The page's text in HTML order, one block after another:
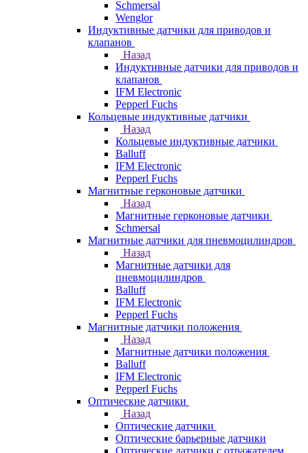
Schmersal
Wenglor
Индуктивные датчики для приводов и
клапанов
Назад
Индуктивные датчики для приводов и
клапанов
IFM Electronic
Pepperl Fuchs
Кольцевые индуктивные датчики
Назад
Кольцевые индуктивные датчики
Balluff
IFM Electronic
Pepperl Fuchs
Магнитные герконовые датчики
Назад
Магнитные герконовые датчики
Schmersal
Магнитные датчики для пневмоцилиндров
Назад
Магнитные датчики для
пневмоцилиндров
Balluff
IFM Electronic
Pepperl Fuchs
Магнитные датчики положения
Назад
Магнитные датчики положения
Balluff
IFM Electronic
Pepperl Fuchs
Оптические датчики
Назад
Оптические датчики
Оптические барьерные датчики